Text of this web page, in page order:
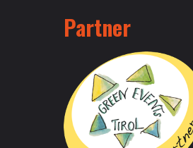
Partner